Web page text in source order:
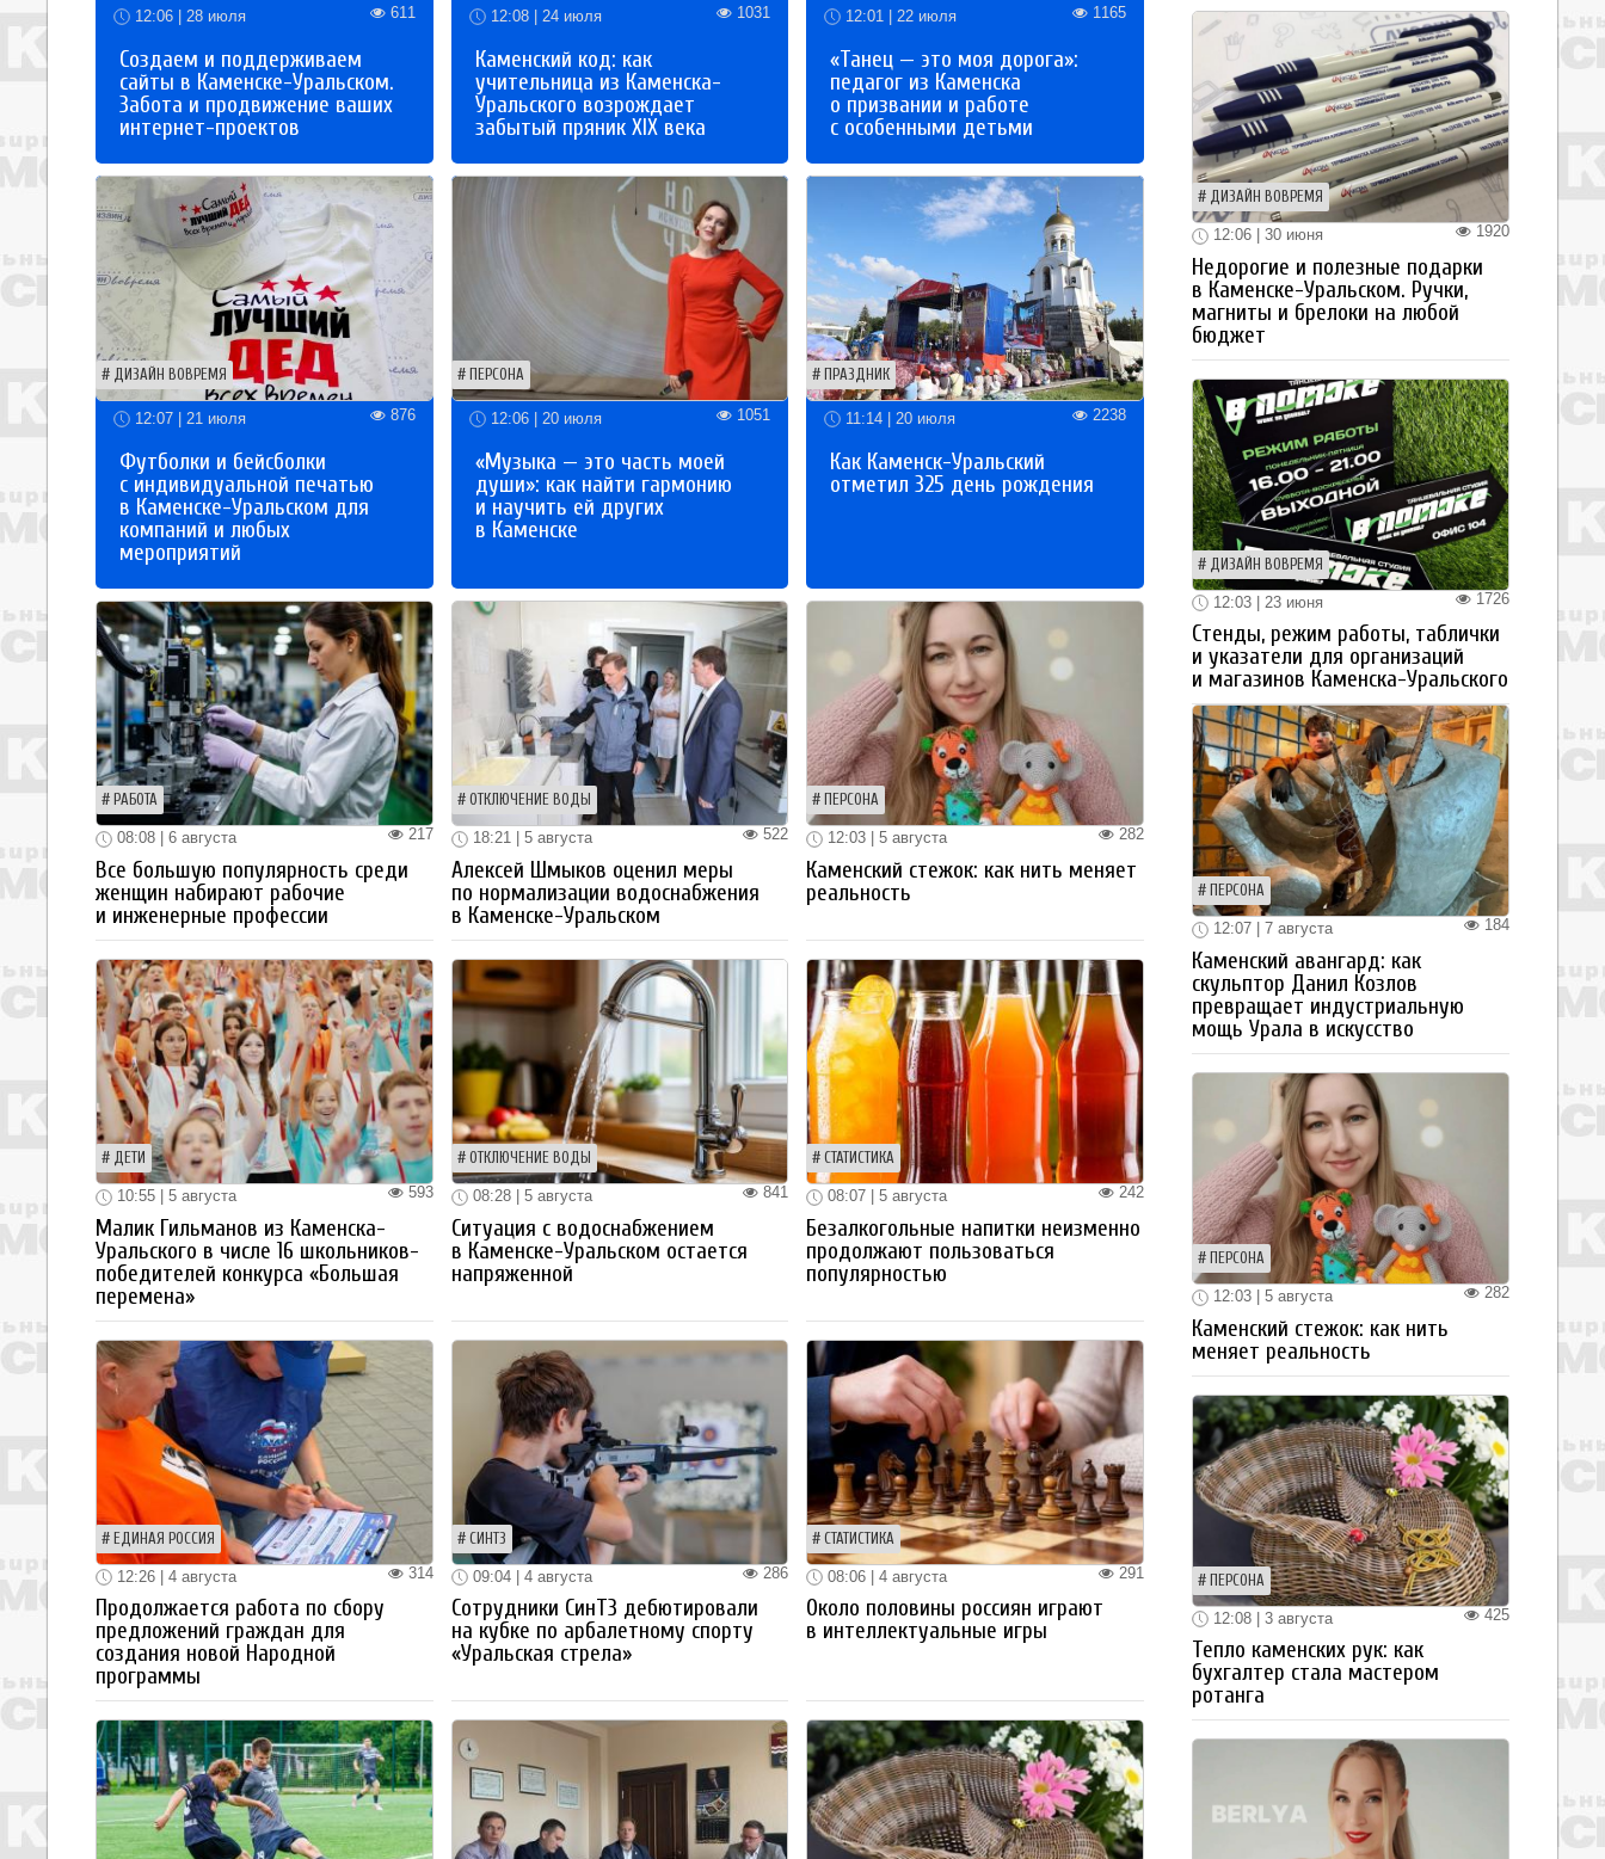
12:06 | 28 июля 611
Создаем и поддерживаем
сайты в Каменске-Уральском.
Забота и продвижение ваших
интернет-проектов
12:08 | 24 июля 1031
Каменский код: как
учительница из Каменска-
Уральского возрождает
забытый пряник XIX века
12:01 | 22 июля 1165
«Танец — это моя дорога»:
педагог из Каменска
о призвании и работе
с особенными детьми
ДИЗАЙН ВОВРЕМЯ
12:07 | 21 июля 876
Футболки и бейсболки
с индивидуальной печатью
в Каменске-Уральском для
компаний и любых
мероприятий
ПЕРСОНА
12:06 | 20 июля 1051
«Музыка — это часть моей
души»: как найти гармонию
и научить ей других
в Каменске
ПРАЗДНИК
11:14 | 20 июля 2238
Как Каменск-Уральский
отметил 325 день рождения
РАБОТА
217
08:08 | 6 августа
Все большую популярность среди
женщин набирают рабочие
и инженерные профессии
ОТКЛЮЧЕНИЕ ВОДЫ
522
18:21 | 5 августа
Алексей Шмыков оценил меры
по нормализации водоснабжения
в Каменске-Уральском
ПЕРСОНА
282
12:03 | 5 августа
Каменский стежок: как нить меняет
реальность
ДЕТИ
593
10:55 | 5 августа
Малик Гильманов из Каменска-
Уральского в числе 16 школьников-
победителей конкурса «Большая
перемена»
ОТКЛЮЧЕНИЕ ВОДЫ
841
08:28 | 5 августа
Ситуация с водоснабжением
в Каменске-Уральском остается
напряженной
СТАТИСТИКА
242
08:07 | 5 августа
Безалкогольные напитки неизменно
продолжают пользоваться
популярностью
ЕДИНАЯ РОССИЯ
314
12:26 | 4 августа
Продолжается работа по сбору
предложений граждан для
создания новой Народной
программы
СИНТЗ
286
09:04 | 4 августа
Сотрудники СинТЗ дебютировали
на кубке по арбалетному спорту
«Уральская стрела»
СТАТИСТИКА
291
08:06 | 4 августа
Около половины россиян играют
в интеллектуальные игры
ДИЗАЙН ВОВРЕМЯ
1920
12:06 | 30 июня
Недорогие и полезные подарки
в Каменске-Уральском. Ручки,
магниты и брелоки на любой
бюджет
ДИЗАЙН ВОВРЕМЯ
1726
12:03 | 23 июня
Стенды, режим работы, таблички
и указатели для организаций
и магазинов Каменска-Уральского
ПЕРСОНА
184
12:07 | 7 августа
Каменский авангард: как
скульптор Данил Козлов
превращает индустриальную
мощь Урала в искусство
ПЕРСОНА
282
12:03 | 5 августа
Каменский стежок: как нить
меняет реальность
ПЕРСОНА
425
12:08 | 3 августа
Тепло каменских рук: как
бухгалтер стала мастером
ротанга